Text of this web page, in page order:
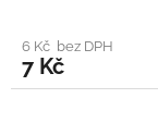
6 Kč bez DPH
7 Kč